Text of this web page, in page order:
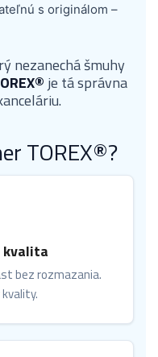
s originálom –
nezanechá šmuhy
je tá správna
TOREX®?
kvalita
bez rozmazania.